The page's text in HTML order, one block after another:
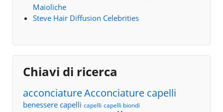
Maioliche
Steve Hair Diffusion Celebrities
Chiavi di ricerca
acconciatureAcconciature capelli
benessere capelli capelli capelli biondi